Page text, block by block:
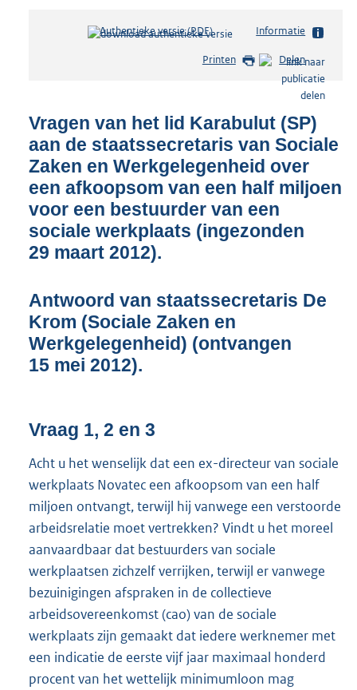
Authentieke versie (PDF)b
s
d
s
g
r
o
o
t
4
4
K
b
Informatie
Printen Delen
Vragen van het lid Karabulut (SP)
aan de staatssecretaris van Sociale
Zaken en Werkgelegenheid over
een afkoopsom van een half miljoen
voor een bestuurder van een
sociale werkplaats (ingezonden
29 maart 2012).
Antwoord van staatssecretaris De
Krom (Sociale Zaken en
Werkgelegenheid) (ontvangen
15 mei 2012).
Vraag 1, 2 en 3
Acht u het wenselijk dat een ex-directeur van sociale
werkplaats Novatec een afkoopsom van een half
miljoen ontvangt, terwijl hij vanwege een verstoorde
arbeidsrelatie moet vertrekken? Vindt u het moreel
aanvaardbaar dat bestuurders van sociale
werkplaatsen zichzelf verrijken, terwijl er vanwege
bezuinigingen afspraken in de collectieve
arbeidsovereenkomst (cao) van de sociale
werkplaats zijn gemaakt dat iedere werknemer met
een indicatie de eerste vijf jaar maximaal honderd
procent van het wettelijk minimumloon mag